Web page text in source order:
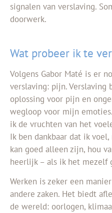
signalen van verslaving.
doorwerk.
Wat probeer ik te
Volgens Gabor Maté is er
verslaving: pijn. Verslaving
oplossing voor pijn en
wegloop voor mijn
ik de vruchten van het
Ik ben dankbaar dat ik
kan goed alleen zijn, hou
heerlijk – als ik het mezelf
Werken is zeker een
andere zaken. Het biedt
de wereld: oorlogen,